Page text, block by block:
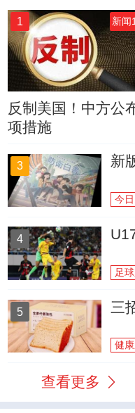
1 新闻
反制美国！中方公
项措施
3 新
今
4
足
5 三
健
查看更多